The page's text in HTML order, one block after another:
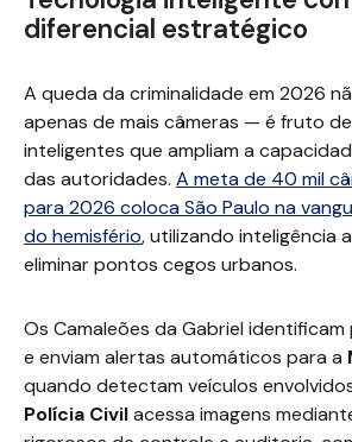
diferencial estratégico
A queda da criminalidade em 2026
apenas de mais câmeras — é fruto
inteligentes que ampliam a
das autoridades. A meta de 40 mil
para 2026 coloca São Paulo na
do hemisfério, utilizando inteligência
eliminar pontos cegos urbanos.
Os Camaleões da Gabriel
e enviam alertas automáticos para a
quando detectam veículos
Polícia Civilacessa imagens